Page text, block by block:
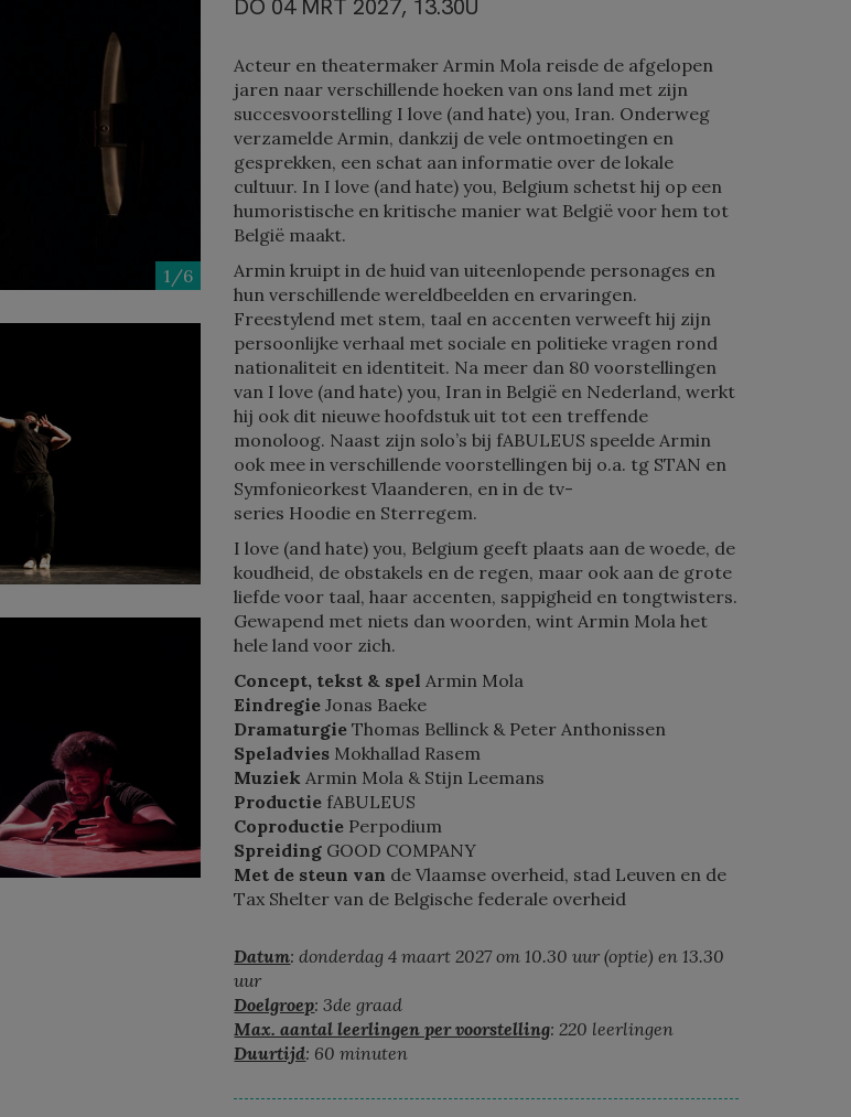
1/6
DO 04 MRT 2027, 13.30U
Acteur en theatermaker Armin Mola reisde de afgelopen
jaren naar verschillende hoeken van ons land met zijn
succesvoorstelling I love (and hate) you, Iran. Onderweg
verzamelde Armin, dankzij de vele ontmoetingen en
gesprekken, een schat aan informatie over de lokale
cultuur. In I love (and hate) you, Belgium schetst hij op een
humoristische en kritische manier wat België voor hem tot
België maakt.
Armin kruipt in de huid van uiteenlopende personages en
hun verschillende wereldbeelden en ervaringen.
Freestylend met stem, taal en accenten verweeft hij zijn
persoonlijke verhaal met sociale en politieke vragen rond
nationaliteit en identiteit. Na meer dan 80 voorstellingen
van I love (and hate) you, Iran in België en Nederland, werkt
hij ook dit nieuwe hoofdstuk uit tot een treffende
monoloog. Naast zijn solo’s bij fABULEUS speelde Armin
ook mee in verschillende voorstellingen bij o.a. tg STAN en
Symfonieorkest Vlaanderen, en in de tv-
series Hoodie en Sterregem.
I love (and hate) you, Belgium geeft plaats aan de woede, de
koudheid, de obstakels en de regen, maar ook aan de grote
liefde voor taal, haar accenten, sappigheid en tongtwisters.
Gewapend met niets dan woorden, wint Armin Mola het
hele land voor zich.
Concept, tekst & spel Armin Mola
EindregieJonas Baeke
DramaturgieThomas Bellinck & Peter Anthonissen
Speladvies Mokhallad Rasem
Muziek Armin Mola & Stijn Leemans
Productie fABULEUS
Coproductie Perpodium
Spreiding GOOD COMPANY
Met de steun van de Vlaamse overheid, stad Leuven en de
Tax Shelter van de Belgische federale overheid
Datum: donderdag 4 maart 2027 om 10.30 uur (optie) en 13.30
uur
Doelgroep: 3de graad
Max. aantal leerlingen per voorstelling: 220 leerlingen
Duurtijd: 60 minuten